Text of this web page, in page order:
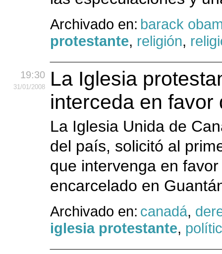
Archivado en: barack
protestante, religión,
19:30
31/01/2008
La Iglesia
interceda en
La Iglesia Unida de
del país, solicitó al
que intervenga en
encarcelado en
Archivado en: canadá,
iglesia protestante,